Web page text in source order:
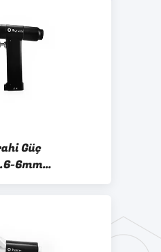
Güç
6mm
Güç Aletleri